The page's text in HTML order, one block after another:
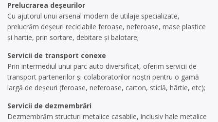
Prelucrarea deşeurilor
Cu ajutorul unui arsenal modern de utilaje specializate,
prelucrăm deşeuri reciclabile feroase, neferoase, mase plastice
şi hartie, prin sortare, debitare şi balotare;
Servicii de transport conexe
Prin intermediul unui parc auto diversificat, oferim servicii de
transport partenerilor şi colaboratorilor noştri pentru o gamă
largă de deşeuri (feroase, neferoase, carton, sticlă, hârtie, etc);
Servicii de dezmembrări
Dezmembrăm structuri metalice casabile, inclusiv hale metalice